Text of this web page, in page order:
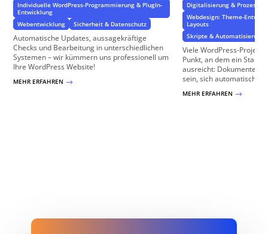
Individuelle WordPress-Programmierung & PlugIn-
Entwicklung
Webentwicklung
Sicherheit & Datenschutz
Automatische Updates, aussagekräftige
Checks und Bearbeitung in unterschiedlichen
Systemen – wir kümmern uns professionell um
Ihre WordPress Website!
MEHR ERFAHREN $
Digitalisierung & Prozesse
Webdesign: Theme-
Layouts
Skripte & Automatisierung
Viele WordPress-
Punkt, an dem ein
ausreicht: Dokumente
sein, sich automatisch
MEHR ERFAHREN $